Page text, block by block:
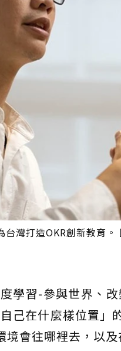
灣打造OKR創新教育。
學習-參與世界、
己在什麼樣位置
會往哪裡去，以及